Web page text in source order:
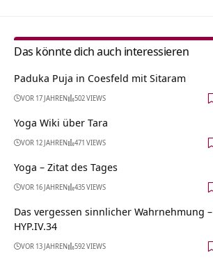
Das könnte dich auch interessieren
Paduka Puja in Coesfeld mit Sitaram
VOR 17 JAHREN 502 VIEWS
Yoga Wiki über Tara
VOR 12 JAHREN 471 VIEWS
Yoga – Zitat des Tages
VOR 16 JAHREN 435 VIEWS
Das vergessen sinnlicher Wahrnehmung –
HYP.IV.34
VOR 13 JAHREN 592 VIEWS